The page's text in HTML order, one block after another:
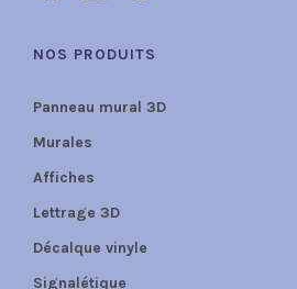
NOS PRODUITS
Panneau mural 3D
Murales
Affiches
Lettrage 3D
Décalque vinyle
Signalétique